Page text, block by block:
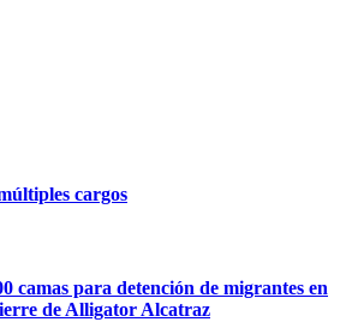
cargos
camas para detención de migrantes en
de Alligator Alcatraz